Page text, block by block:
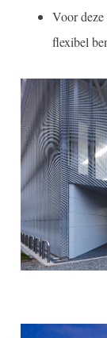
Voor
flexibel